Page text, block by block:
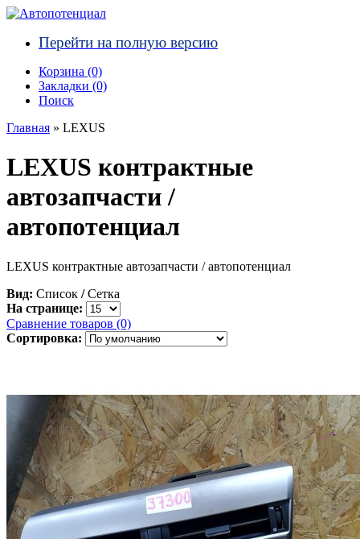
Перейти на полную версию
Корзина (0)‎
Закладки (0)
Поиск
Главная » LEXUS
LEXUS контрактные
автозапчасти /
автопотенциал
LEXUS контрактные автозапчасти / автопотенциал
Вид: Список / Сетка
На странице:
Сравнение товаров (0)
Сортировка: